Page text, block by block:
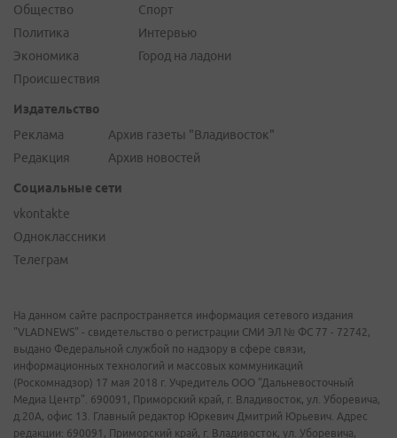
Общество
Политика
Экономика
Происшествия
Спорт
Интервью
Город на ладони
Издательство
Реклама
Редакция
Архив газеты "Владивосток"
Архив новостей
Социальные сети
vkontakte
Одноклассники
Телеграм
На данном сайте распространяется информация сетевого издания
"VLADNEWS" - свидетельство о регистрации СМИ ЭЛ № ФС 77 - 72742,
выдано Федеральной службой по надзору в сфере связи,
информационных технологий и массовых коммуникаций
(Роскомнадзор) 17 мая 2018 г. Учредитель ООО "Дальневосточный
Медиа Центр". 690091, Приморский край, г. Владивосток, ул. Уборевича,
д.20А, офис 13. Главный редактор Юркевич Дмитрий Юрьевич. Адрес
редакции: 690091, Приморский край, г. Владивосток, ул. Уборевича,